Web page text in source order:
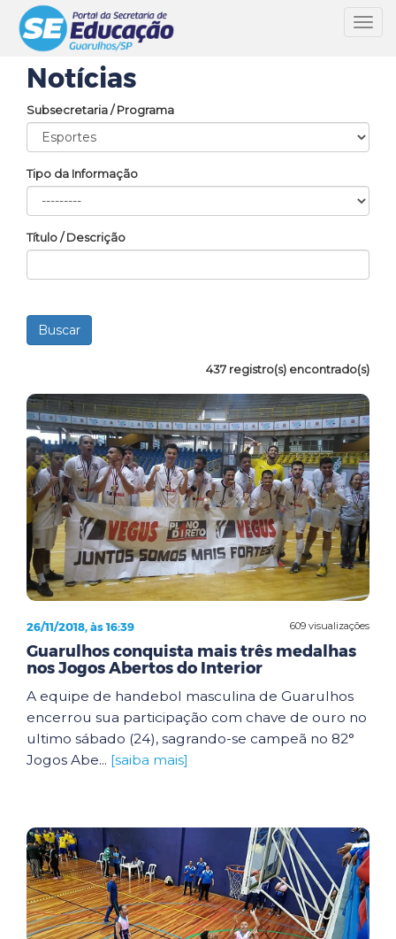
Notícias
Subsecretaria / Programa
Tipo da Informação
Título / Descrição
437 registro(s) encontrado(s)
609 visualizações
26/11/2018, às 16:39
Guarulhos conquista mais três medalhas
nos Jogos Abertos do Interior
A equipe de handebol masculina de Guarulhos
encerrou sua participação com chave de ouro no
ultimo sábado (24), sagrando-se campeã no 82°
Jogos Abe... [saiba mais]